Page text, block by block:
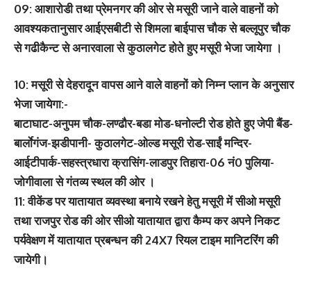
09: आशारोडी तथा प्रेमनगर की ओर से मसूरी जाने वाले वाहनों को
आवश्यकतानुसार आईएसबीटी से शिमला बाईपास चौक से बल्लूपुर चौक
से गढीकैन्ट से अनारवाला से कुठालगेट होते हुए मसूरी भेजा जायेगा ।
10: मसूरी से देहरादून वापस आने वाले वाहनों को निम्न प्लान के अनुसार
भेजा जायेगा:-
बाटाघाट-अनुपम चौक-लण्ढौर-बडा मोड-धनोल्टी रोड होते हुए जेपी बैंड-
बार्लाेगंज-झडीपानी- कुठालगेट-ओल्ड मसूरी रोड-साईं मन्दिर-
आईटीपार्क-सहस्त्रधारा क्रासिंग-लाडपुर तिहारा-06 नं0 पुलिया-
जोगीवाला से गंतव्य स्थल की ओर ।
11: वीकेंड पर यातायात व्यवस्था बनाये रखने हेतु मसूरी में सीओ मसूरी
तथा राजपुर रोड की ओर सीओ यातायात द्वारा कैम्प कर अपने निकट
पर्यवेक्षण में यातायात प्रबन्धन की 24X7 रियल टाइम मानिटरिंग की
जायेगी।